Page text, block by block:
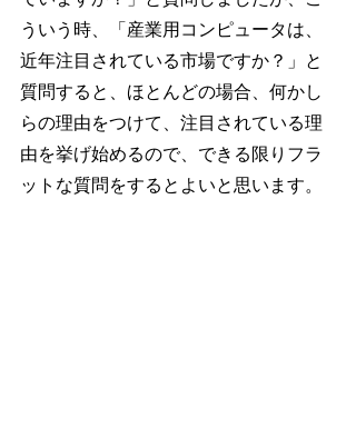
ういう時、「産業用コンピュータは、
近年注目されている市場ですか？」と
質問すると、ほとんどの場合、何かし
らの理由をつけて、注目されている理
由を挙げ始めるので、できる限りフラ
ットな質問をするとよいと思います。